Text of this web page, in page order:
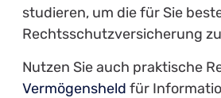
studieren, um die für Sie
Rechtsschutzversicherung
Nutzen Sie auch praktische
Vermögensheld für